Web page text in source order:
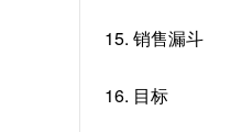
15. 销售漏斗
16. 目标